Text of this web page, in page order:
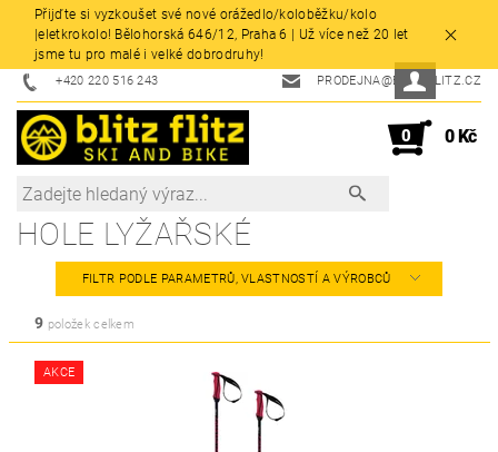
Přijďte si vyzkoušet své nové orážedlo/koloběžku/kolo
|eletkrokolo! Bělohorská 646/12, Praha 6 | Už více než 20 let
jsme tu pro malé i velké dobrodruhy!
+420 220 516 243 PRODEJNA@BLITZFLITZ.CZ
0 0 Kč
HOLE LYŽAŘSKÉ
FILTR PODLE PARAMETRŮ, VLASTNOSTÍ A VÝROBCŮ
9 položek celkem
AKCE